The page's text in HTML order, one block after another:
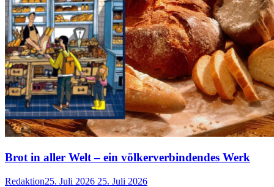
Brot in aller Welt – ein völkerverbindendes Werk
Redaktion25. Juli 2026 25. Juli 2026